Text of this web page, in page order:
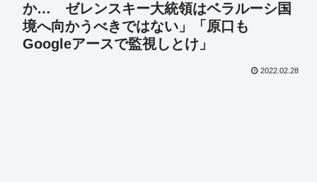
か… ゼレンスキー大統領はベラルーシ国
境へ向かうべきではない」「原口も
Googleアースで監視しとけ」
2022.02.28